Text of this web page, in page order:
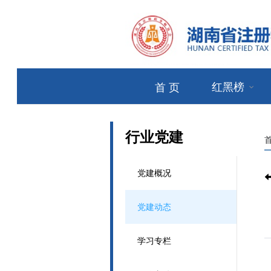
首 页 红黑榜
行业党建
党建概况
党建动态
学习专栏